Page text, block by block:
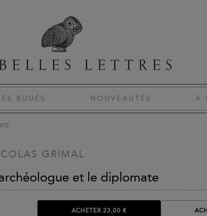
BUDÉS NOUVEAUTÉS À
GRIMAL
et le diplomate
ACHETER 23,00 €